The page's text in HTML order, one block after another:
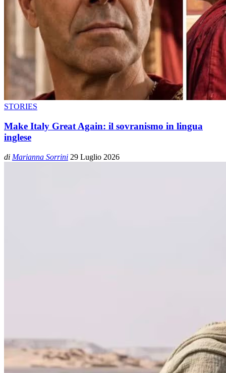
STORIES
Make Italy Great Again: il sovranismo in lingua
inglese
di Marianna Sorrini 29 Luglio 2026